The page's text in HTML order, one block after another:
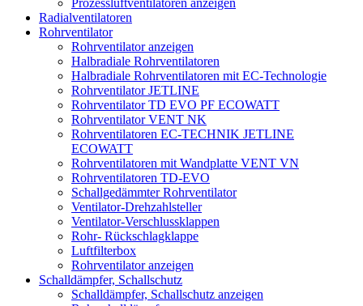
Prozessluftventilatoren anzeigen
Radialventilatoren
Rohrventilator
Rohrventilator anzeigen
Halbradiale Rohrventilatoren
Halbradiale Rohrventilatoren mit EC-Technologie
Rohrventilator JETLINE
Rohrventilator TD EVO PF ECOWATT
Rohrventilator VENT NK
Rohrventilatoren EC-TECHNIK JETLINE
ECOWATT
Rohrventilatoren mit Wandplatte VENT VN
Rohrventilatoren TD-EVO
Schallgedämmter Rohrventilator
Ventilator-Drehzahlsteller
Ventilator-Verschlussklappen
Rohr- Rückschlagklappe
Luftfilterbox
Rohrventilator anzeigen
Schalldämpfer, Schallschutz
Schalldämpfer, Schallschutz anzeigen